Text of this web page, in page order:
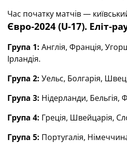
Час початку матчів —
Євро-2024 (U-17). Еліт-
Група 1: Англія, Франція,
Ірландія.
Група 2: Уельс, Болгарія,
Група 3: Нідерланди, Бельгія,
Група 4: Греція, Швейцарія,
Група 5: Португалія,